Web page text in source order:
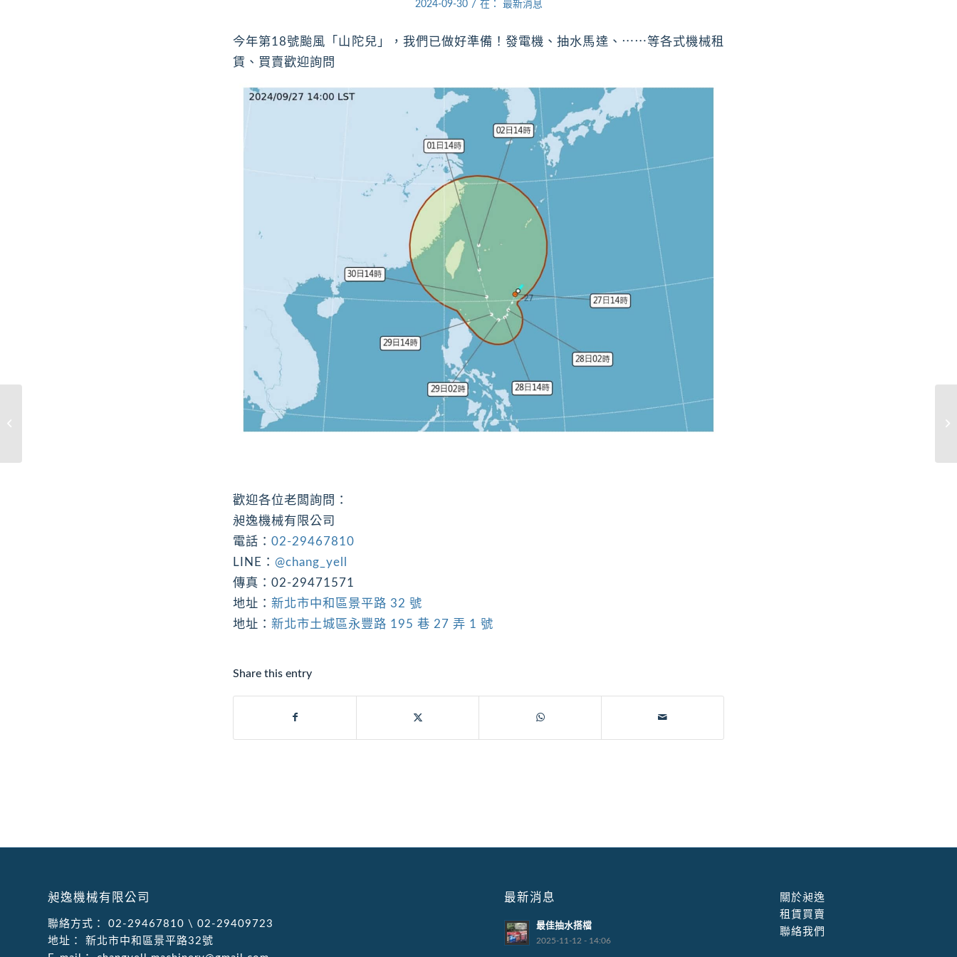
2024-09-30 / 在： 最新消息
今年第18號颱風「山陀兒」，我們已做好準備！發電機、抽水馬達、⋯⋯等各式機械租
賃、買賣歡迎詢問
歡迎各位老闆詢問：
昶逸機械有限公司
電話： 02-29467810
LINE： @chang_yell
傳真：02-29471571
地址： 新北市中和區景平路 32 號
地址： 新北市土城區永豐路 195 巷 27 弄 1 號
Share this entry
昶逸機械有限公司
聯絡方式： 02-29467810 \ 02-29409723
地址：
新北市中和區景平路32號
最新消息
最佳抽水搭檔
2025-11-12 - 14:06
關於昶逸
租賃買賣
聯絡我們